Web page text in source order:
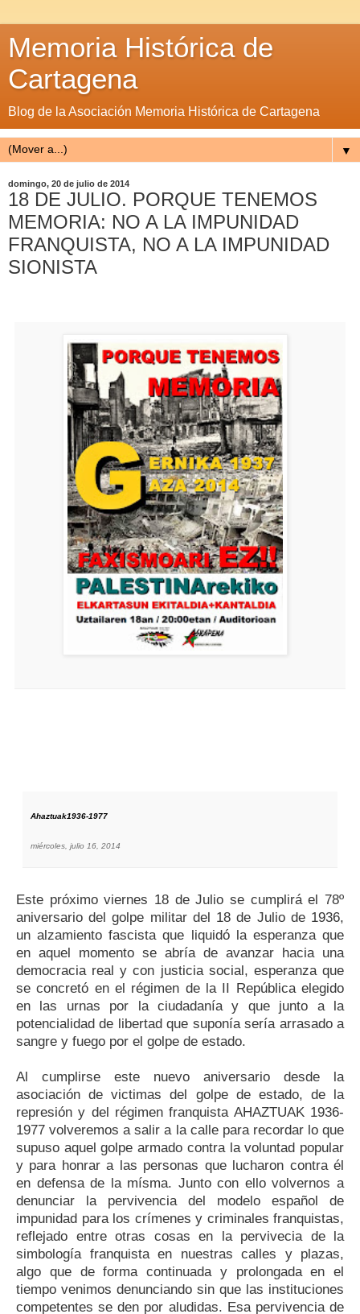
Memoria Histórica de
Cartagena
Blog de la Asociación Memoria Histórica de Cartagena
▼
domingo, 20 de julio de 2014
18 DE JULIO. PORQUE TENEMOS
MEMORIA: NO A LA IMPUNIDAD
FRANQUISTA, NO A LA IMPUNIDAD
SIONISTA
Ahaztuak1936-1977
miércoles, julio 16, 2014
Este próximo viernes 18 de Julio se cumplirá el 78º
aniversario del golpe militar del 18 de Julio de 1936,
un alzamiento fascista que liquidó laesperanza que
en aquel momento se abría de avanzar hacia una
democracia real y con justicia social, esperanza que
se concretó en el régimen de la II República elegido
en las urnas por la ciudadanía y que junto a la
potencialidad de libertad que suponía sería arrasado a
sangre y fuego por el golpe de estado.
Al cumplirse este nuevo aniversario desde la
asociación de victimas del golpe de estado, de la
represión y del régimen franquista AHAZTUAK 1936-
1977 volveremos a salir a la calle para recordar lo que
supuso aquel golpe armado contra la voluntad popular
y para honrar a las personas que lucharon contra él
en defensa de la mísma. Junto con ello volvernos a
denunciar la pervivencia del modelo español de
impunidad para los crímenes y criminales franquistas,
reflejado entre otras cosas en la pervivecia de la
simbología franquista en nuestras calles y plazas,
algo que de forma continuada y prolongada en el
tiempo venimos denunciando sin que las instituciones
competentes se den por aludidas. Esa pervivencia de